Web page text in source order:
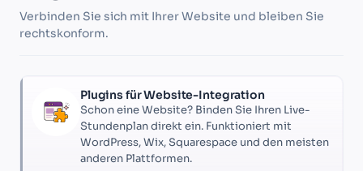
Verbinden Sie sich mit Ihrer Website und bleiben Sie
rechtskonform.
Plugins für Website-Integration
Schon eine Website? Binden Sie Ihren Live-
Stundenplan direkt ein. Funktioniert mit
WordPress, Wix, Squarespace und den meisten
anderen Plattformen.